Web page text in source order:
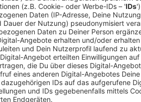
Es fehlte an Ehrenamtlern
Anzeige
Der Tulpensonntags-Zug in
Kuchenheimer Karnevals Club, der